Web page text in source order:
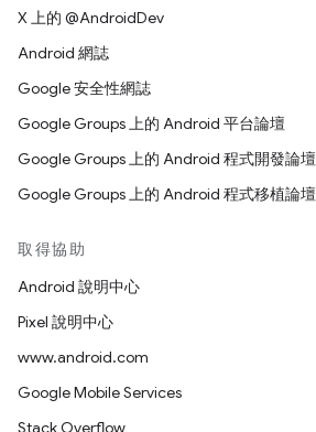
X 上的 @AndroidDev
Android 網誌
Google 安全性網誌
Google Groups 上的 Android 平台論壇
Google Groups 上的 Android 程式開發論壇
Google Groups 上的 Android 程式移植論壇
取得協助
Android 說明中心
Pixel 說明中心
www.android.com
Google Mobile Services
Stack Overflow